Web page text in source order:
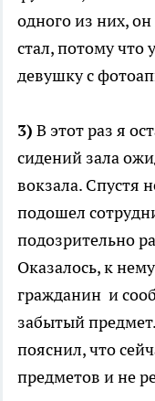
одного из них,
стал, потому что
девушку с
3) В этот раз я
сидений зала
вокзала. Спустя
подошел
подозрительно
Оказалось, к
гражданин и
забытый
пояснил, что
предметов и не